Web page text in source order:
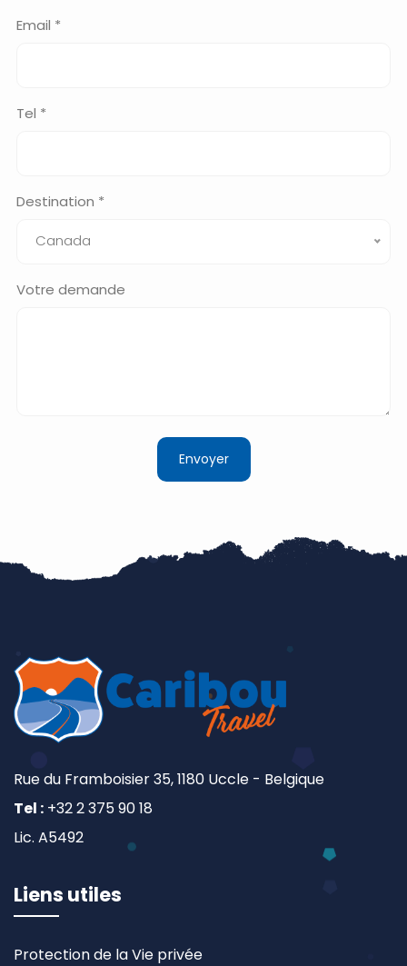
Email *
Tel *
Destination *
Canada
Votre demande
Rue du Framboisier 35, 1180 Uccle - Belgique
Tel : +32 2 375 90 18
Lic. A5492
Liens utiles
Protection de la Vie privée